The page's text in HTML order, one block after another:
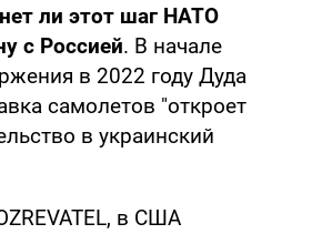
ли этот шаг НАТО
с Россией. В начале
в 2022 году Дуда
самолетов "откроет
в украинский
в США